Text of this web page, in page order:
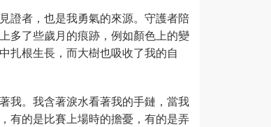
證者，也是我勇氣的來源。守護者陪
多了些歲月的痕跡，例如顏色上的變
扎根生長，而大樹也吸收了我的自
我。我含著淚水看著我的手鏈，當我
有的是比賽上場時的擔憂，有的是弄